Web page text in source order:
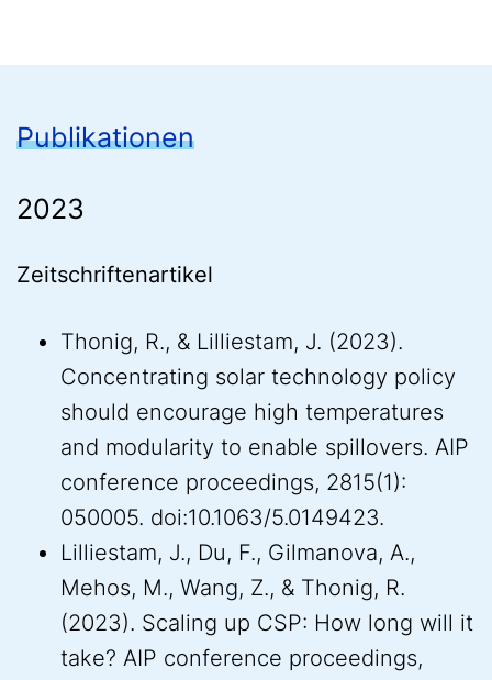
Publikationen
2023
Zeitschriftenartikel
Thonig, R., & Lilliestam, J. (2023).
Concentrating solar technology policy
should encourage high temperatures
and modularity to enable spillovers. AIP
conference proceedings, 2815(1):
050005. doi:10.1063/5.0149423.
Lilliestam, J., Du, F., Gilmanova, A.,
Mehos, M., Wang, Z., & Thonig, R.
(2023). Scaling up CSP: How long will it
take? AIP conference proceedings,